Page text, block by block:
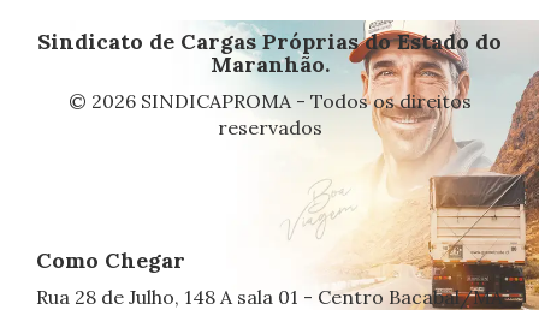
Sindicato de Cargas Próprias do Estado do
Maranhão.
© 2026 SINDICAPROMA - Todos os direitos
reservados
Como Chegar
Rua 28 de Julho, 148 A sala 01 - Centro Bacabal/MA